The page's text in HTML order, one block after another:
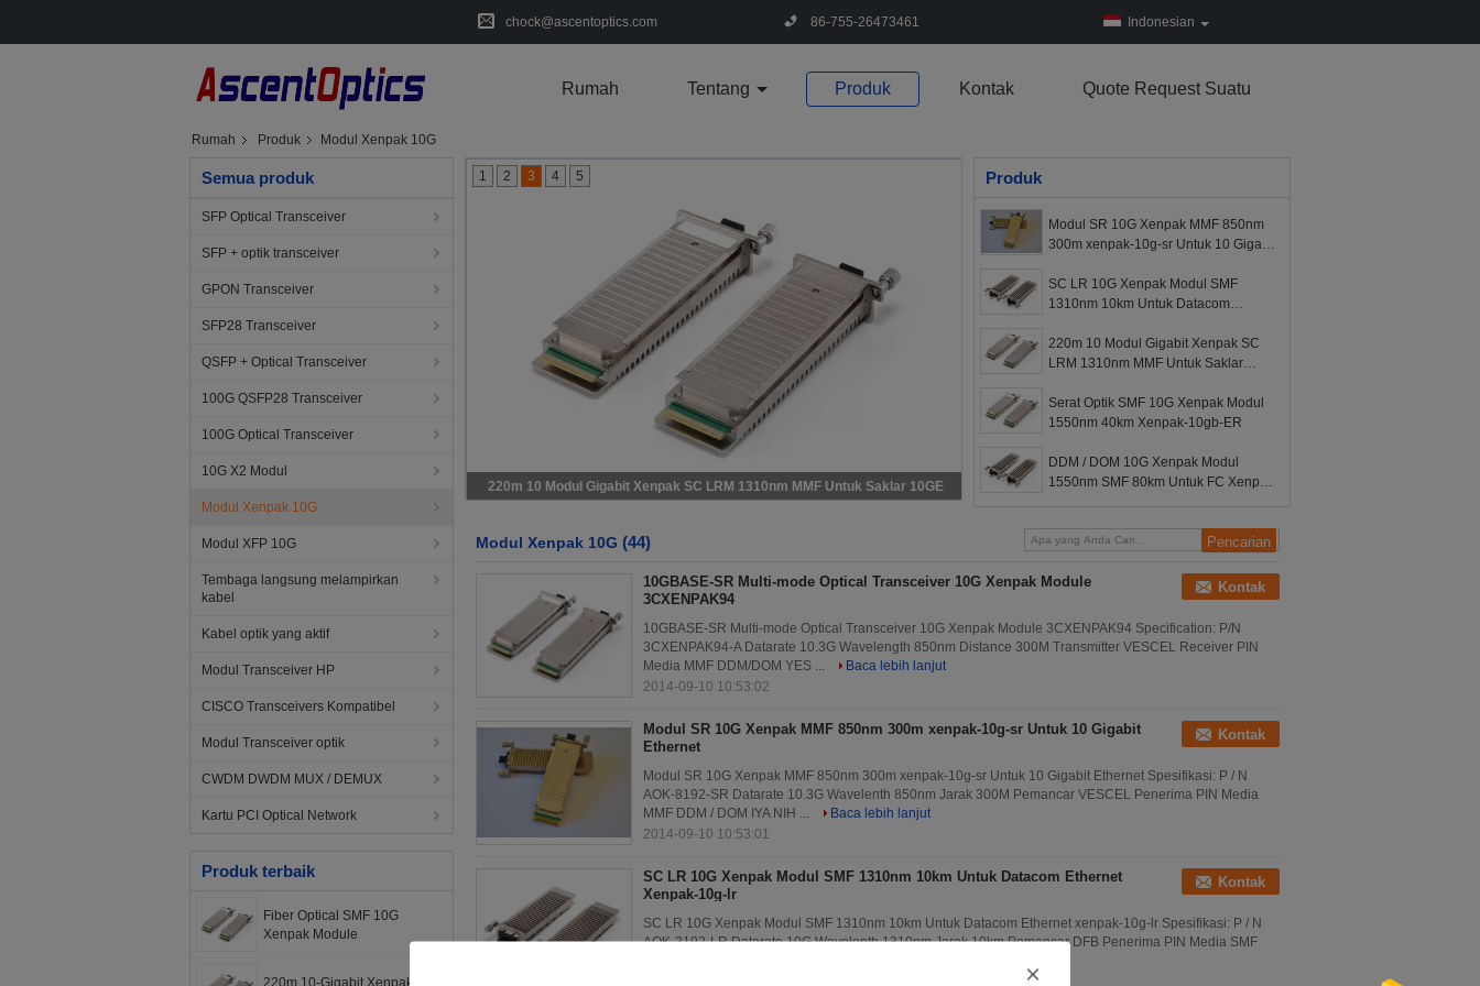
chock@ascentoptics.com 86-755-26473461 Indonesian
Rumah Tentang Produk Kontak Quote Request Suatu
Rumah Produk Modul Xenpak 10G
Semua produk
SFP Optical Transceiver
SFP + optik transceiver
GPON Transceiver
SFP28 Transceiver
QSFP + Optical Transceiver
100G QSFP28 Transceiver
100G Optical Transceiver
10G X2 Modul
Modul Xenpak 10G
Modul XFP 10G
Tembaga langsung melampirkan
kabel
Kabel optik yang aktif
Modul Transceiver HP
CISCO Transceivers Kompatibel
Modul Transceiver optik
CWDM DWDM MUX / DEMUX
Kartu PCI Optical Network
Produk terbaik
Fiber Optical SMF 10G
Xenpak Module
220m 10-Gigabit Xenpak
Serat Optik SMF 10G Xenpak Modul 1550nm 40km Xenpak-10gb-ER
1 2 3 4 5 Produk
Modul SR 10G Xenpak MMF 850nm
300m xenpak-10g-sr Untuk 10 Gigabit
SC LR 10G Xenpak Modul SMF
1310nm 10km Untuk Datacom
220m 10 Modul Gigabit Xenpak SC
LRM 1310nm MMF Untuk Saklar
Serat Optik SMF 10G Xenpak Modul
1550nm 40km Xenpak-10gb-ER
DDM / DOM 10G Xenpak Modul
1550nm SMF 80km Untuk FC Xenpak-
Modul Xenpak 10G (44)
10GBASE-SR Multi-mode Optical Transceiver 10G Xenpak Module
3CXENPAK94
Kontak
10GBASE-SR Multi-mode Optical Transceiver 10G Xenpak Module 3CXENPAK94 Specification: P/N
3CXENPAK94-A Datarate 10.3G Wavelength 850nm Distance 300M Transmitter VESCEL Receiver PIN
Media MMF DDM/DOM YES ...
Baca lebih lanjut
2014-09-10 10:53:02
Modul SR 10G Xenpak MMF 850nm 300m xenpak-10g-sr Untuk 10 Gigabit
Ethernet
Kontak
Modul SR 10G Xenpak MMF 850nm 300m xenpak-10g-sr Untuk 10 Gigabit Ethernet Spesifikasi: P / N
AOK-8192-SR Datarate 10.3G Wavelenth 850nm Jarak 300M Pemancar VESCEL Penerima PIN Media
MMF DDM / DOM IYA NIH ...
Baca lebih lanjut
2014-09-10 10:53:01
SC LR 10G Xenpak Modul SMF 1310nm 10km Untuk Datacom Ethernet
Xenpak-10g-lr
Kontak
SC LR 10G Xenpak Modul SMF 1310nm 10km Untuk Datacom Ethernet xenpak-10g-lr Spesifikasi: P / N
AOK-3192-LR Datarate 10G Wavelenth 1310nm Jarak 10km Pemancar DFB Penerima PIN Media SMF